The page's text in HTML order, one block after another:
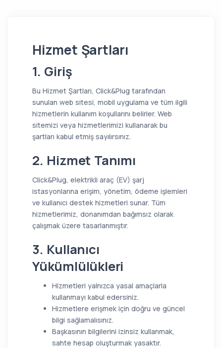
Hizmet Şartları
1. Giriş
Bu Hizmet Şartları, Click&Plug tarafından
sunulan web sitesi, mobil uygulama ve tüm ilgili
hizmetlerin kullanım koşullarını belirler. Web
sitemizi veya hizmetlerimizi kullanarak bu
şartları kabul etmiş sayılırsınız.
2. Hizmet Tanımı
Click&Plug, elektrikli araç (EV) şarj
istasyonlarına erişim, yönetim, ödeme işlemleri
ve kullanıcı destek hizmetleri sunar. Tüm
hizmetlerimiz, donanımdan bağımsız olarak
çalışmak üzere tasarlanmıştır.
3. Kullanıcı
Yükümlülükleri
Hizmetleri yalnızca yasal amaçlarla
kullanmayı kabul edersiniz.
Hizmetlere erişmek için doğru ve güncel
bilgi sağlamalısınız.
Başkasının bilgilerini izinsiz kullanmak,
sahte hesap oluşturmak yasaktır.